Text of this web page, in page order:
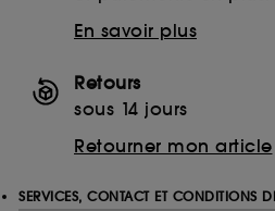
En savoir plus
Retours
sous 14 jours
Retourner mon article
SERVICES, CONTACT ET CONDITIONS